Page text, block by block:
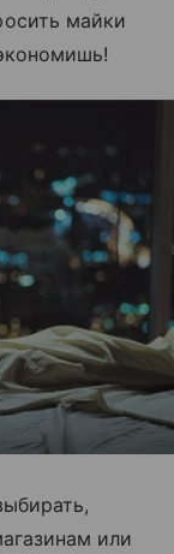
майки
или